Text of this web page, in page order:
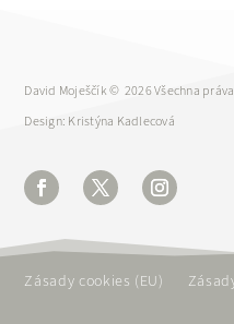
David Moješčík © 2026 Všechna
Design: Kristýna Kadlecová
Zásady cookies (EU)